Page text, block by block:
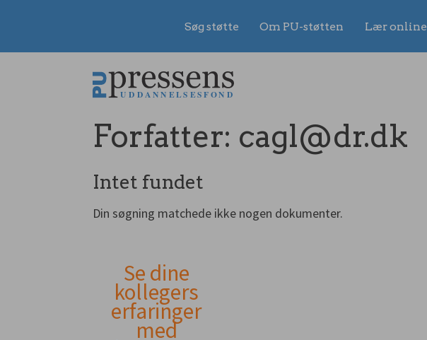
Søg støtte Om PU-støtten Lær online
Forfatter: cagl@dr.dk
Intet fundet
Din søgning matchede ikke nogen dokumenter.
Andet
indhold
Se dine
kollegers
erfaringer
med